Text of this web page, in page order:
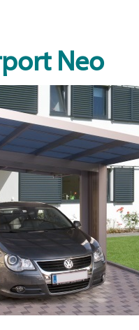
Neo